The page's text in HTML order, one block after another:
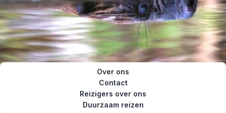
Over ons
Contact
Reizigers over ons
Duurzaam reizen